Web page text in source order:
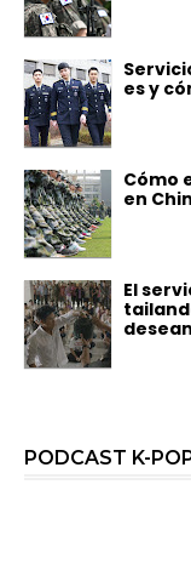
es y
Cómo
en
El
PODCAST K-